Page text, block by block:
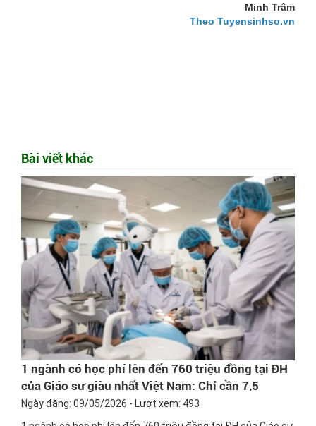
Minh Trâm
Theo Tuyensinhso.vn
Bài viết khác
1 ngành có học phí lên đến 760 triệu đồng tại ĐH
của Giáo sư giàu nhất Việt Nam: Chỉ cần 7,5
điểm/môn đã có thể đỗ
Ngày đăng: 09/05/2026 - Lượt xem: 493